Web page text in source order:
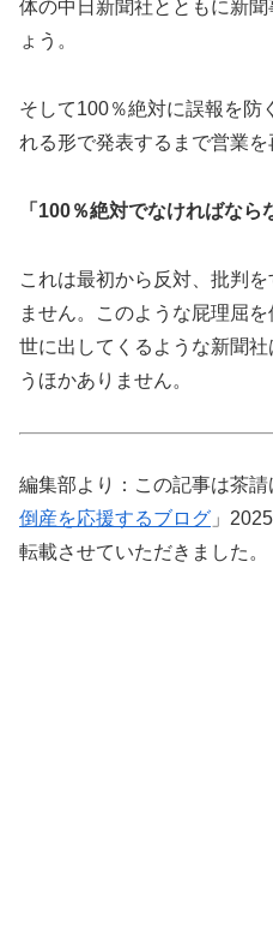
体の中日新聞社とともに新
ょう。
そして100％絶対に誤報を防
れる形で発表するまで営業を
「100％絶対でなければなら
これは最初から反対、批判
ません。このような屁理屈
世に出してくるような新聞
うほかありません。
編集部より：この記事は茶請
倒産を応援するブログ 」
転載させていただきました。